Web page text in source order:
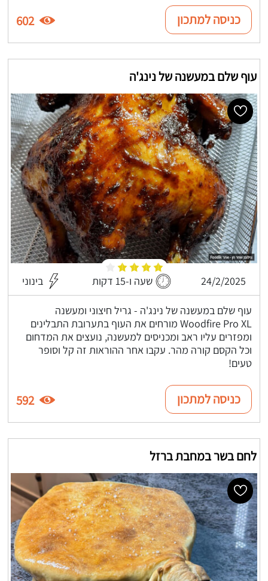
כניסה למתכון 602
עוף שלם במעשנה של נינג'ה
24/2/2025 שעה ו-15 דקות בינוני
עוף שלם במעשנה של נינג'ה - גריל חיצוני ומעשנה
Woodfire Pro XL מורחים את העוף בתערובת התבלינים
ומפזרים עליו ראב ומכניסים למעשנה, נועצים את המדחום
וכל הקסם קורה מהר. עקבו אחר ההוראות זה קל וסופר
טעים!
כניסה למתכון 592
לחם בשר במחבת ברזל